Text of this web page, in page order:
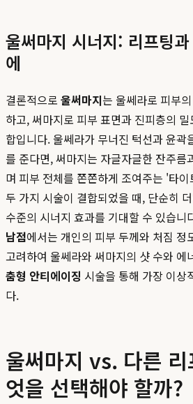
울써마지 시너지: 리프팅
에
결론적으로 울써마지는 울쎄라로 피부
하고, 써마지로 피부 표면과 진피층의
합입니다. 울쎄라가 무너진 턱선과 윤
를 준다면, 써마지는 자글자글한 잔주름
며 피부 전체를 쫀쫀하게 조여주는 '타
두 가지 시술이 결합되었을 때, 단순히
수준의 시너지 효과를 기대할 수 있습니
남점에서는 개인의 피부 두께와 처짐 정
고려하여 울쎄라와 써마지의 샷 수와 에
춤형 안티에이징 시술을 통해 가장 이상
다.
울써마지 vs. 다른
엇을 선택해야 할까?